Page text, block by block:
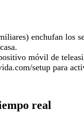
enchufan los
móvil de
setup para
real